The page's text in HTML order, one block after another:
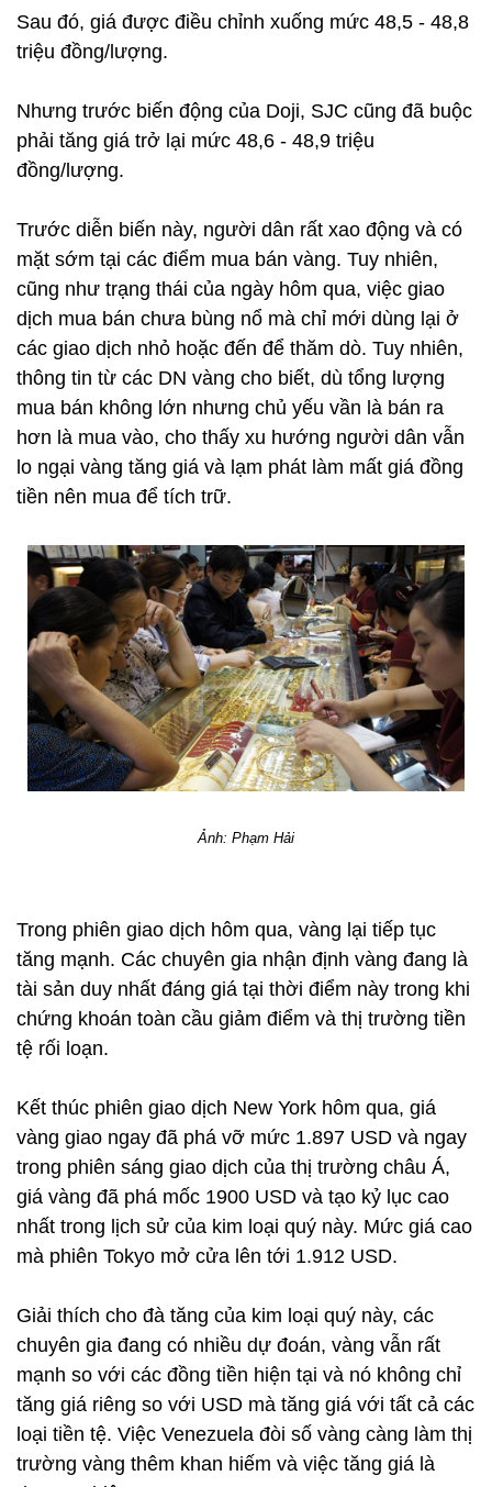
Sau đó, giá được điều chỉnh xuống mức 48,5 - 48,8
triệu đồng/lượng.
Nhưng trước biến động của Doji, SJC cũng đã buộc
phải tăng giá trở lại mức 48,6 - 48,9 triệu
đồng/lượng.
Trước diễn biến này, người dân rất xao động và có
mặt sớm tại các điểm mua bán vàng. Tuy nhiên,
cũng như trạng thái của ngày hôm qua, việc giao
dịch mua bán chưa bùng nổ mà chỉ mới dùng lại ở
các giao dịch nhỏ hoặc đến để thăm dò. Tuy nhiên,
thông tin từ các DN vàng cho biết, dù tổng lượng
mua bán không lớn nhưng chủ yếu vần là bán ra
hơn là mua vào, cho thấy xu hướng người dân vẫn
lo ngại vàng tăng giá và lạm phát làm mất giá đồng
tiền nên mua để tích trữ.
Ảnh: Phạm Hải
Trong phiên giao dịch hôm qua, vàng lại tiếp tục
tăng mạnh. Các chuyên gia nhận định vàng đang là
tài sản duy nhất đáng giá tại thời điểm này trong khi
chứng khoán toàn cầu giảm điểm và thị trường tiền
tệ rối loạn.
Kết thúc phiên giao dịch New York hôm qua, giá
vàng giao ngay đã phá vỡ mức 1.897 USD và ngay
trong phiên sáng giao dịch của thị trường châu Á,
giá vàng đã phá mốc 1900 USD và tạo kỷ lục cao
nhất trong lịch sử của kim loại quý này. Mức giá cao
mà phiên Tokyo mở cửa lên tới 1.912 USD.
Giải thích cho đà tăng của kim loại quý này, các
chuyên gia đang có nhiều dự đoán, vàng vẫn rất
mạnh so với các đồng tiền hiện tại và nó không chỉ
tăng giá riêng so với USD mà tăng giá với tất cả các
loại tiền tệ. Việc Venezuela đòi số vàng càng làm thị
trường vàng thêm khan hiếm và việc tăng giá là